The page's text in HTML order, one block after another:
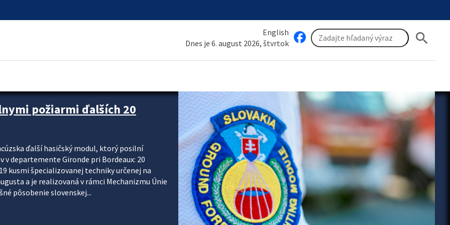
English
Dnes je 6. august 2026, štvrtok
search
a ako sa pripraviť
horúčav obyvateľom odporúča preventívne
civilnej ochrany, polície a hasičov majú za
OCHRANA A KRÍZOVÉ RIADENIE Sekcia
riadenia okresných úradov monitoruje
následky týchto...